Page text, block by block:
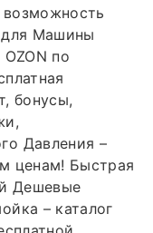
возможность
для Машины
по
бонусы,
Давления –
ценам! Быстрая
Дешевые
– каталог